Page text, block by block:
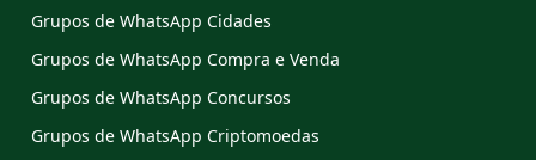
Grupos de WhatsApp Cidades
Grupos de WhatsApp Compra e Venda
Grupos de WhatsApp Concursos
Grupos de WhatsApp Criptomoedas